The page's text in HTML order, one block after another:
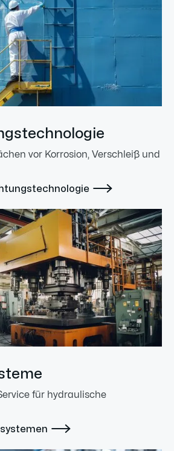
vor Korrosion, Verschleiß und

für hydraulische
